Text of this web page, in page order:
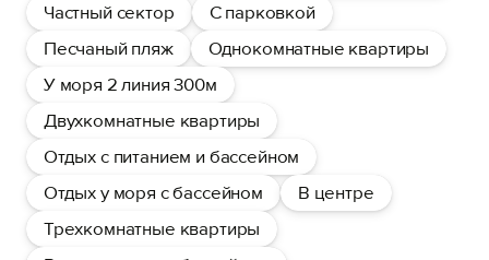
Частный сектор
С парковкой
Песчаный пляж
Однокомнатные квартиры
У моря 2 линия 300м
Двухкомнатные квартиры
Отдых с питанием и бассейном
Отдых у моря с бассейном
В центре
Трехкомнатные квартиры